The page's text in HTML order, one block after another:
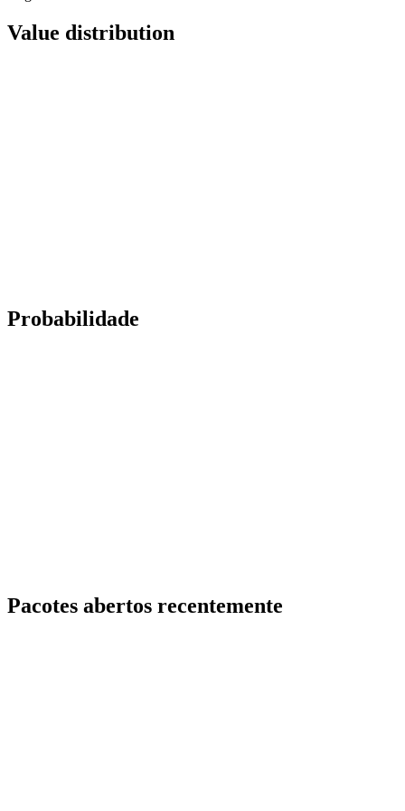
Value distribution
Probabilidade
Pacotes abertos recentemente